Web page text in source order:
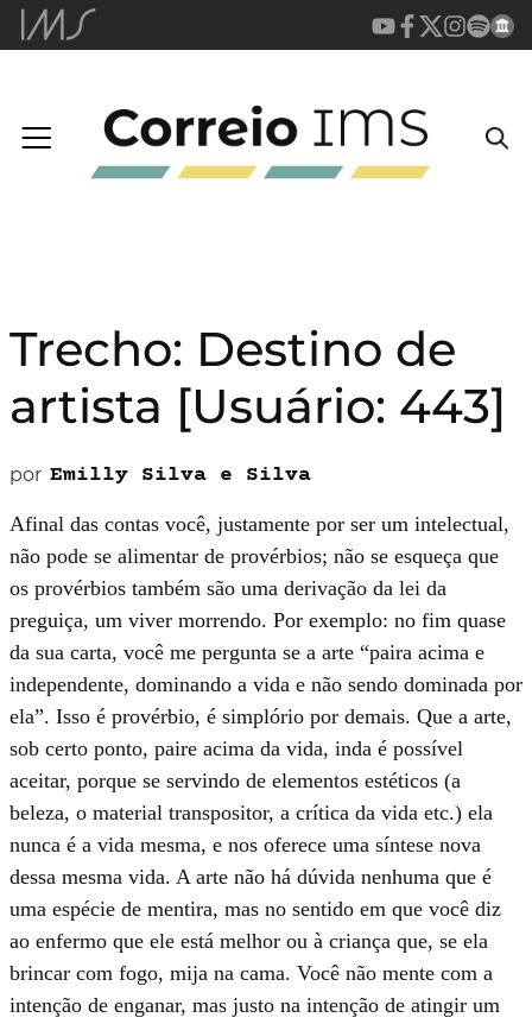
Trecho: Destino de
artista [Usuário: 443]
por Emilly Silva e Silva
Afinal das contas você, justamen­te por ser um intelectual,
não pode se alimentar de provérbios; não se esqueça que
os provérbios também são uma derivação da lei da
preguiça, um viver morrendo. Por exemplo: no fim quase
da sua carta, você me pergunta se a arte “paira acima e
independente, dominando a vida e não sendo domi­nada por
ela”. Isso é provérbio, é simplório por demais. Que a arte,
sob certo ponto, paire acima da vida, inda é possível
aceitar, porque se servindo de elementos estéticos (a
beleza, o material transpositor, a crítica da vida etc.) ela
nunca é a vida mesma, e nos oferece uma síntese nova
dessa mes­ma vida. A arte não há dúvida nenhuma que é
uma espécie de mentira, mas no sentido em que você diz
ao enfermo que ele está melhor ou à criança que, se ela
brincar com fogo, mija na cama. Você não mente com a
intenção de enganar, mas justo na intenção de atingir um